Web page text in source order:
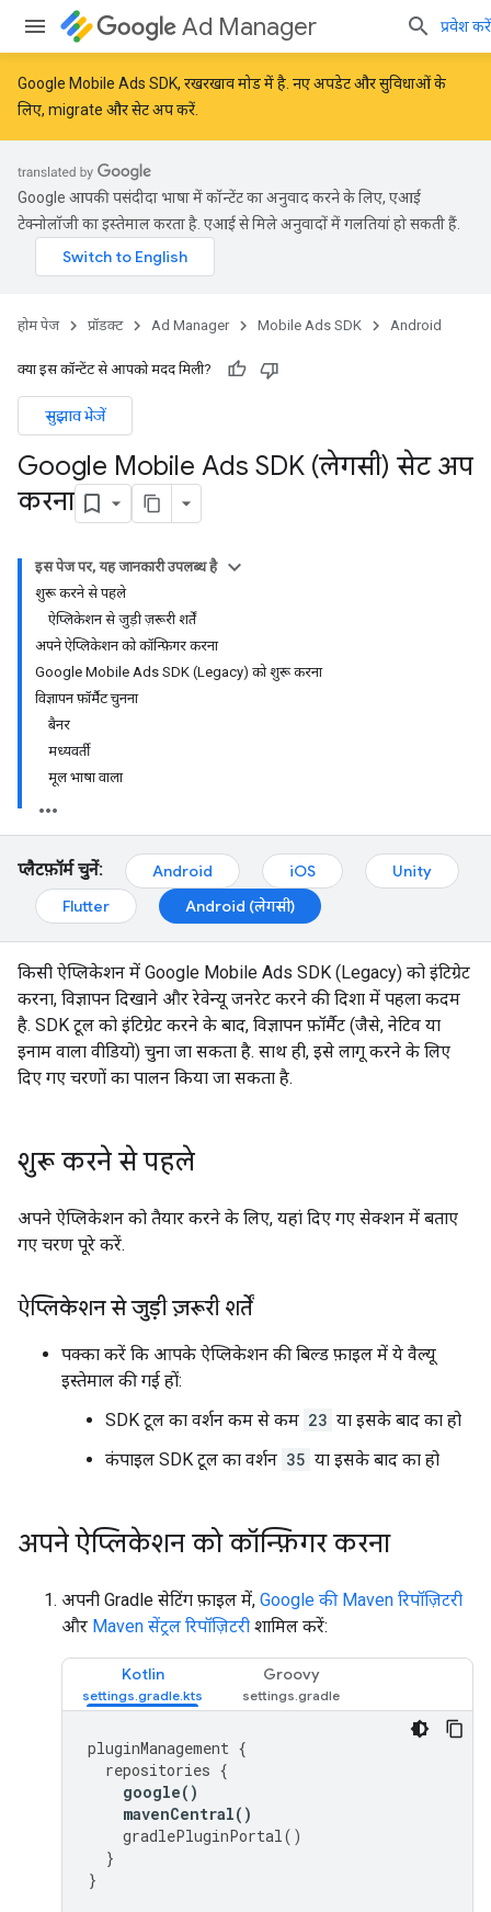
Ad Manager प्रवेश करें
Google Mobile Ads SDK, रखरखाव मोड में है. नए अपडेट और सुविधाओं के
लिए, migrate औरसेट अप करें
Google आपकी पसंदीदा भाषा में कॉन्टेंट का अनुवाद करने के लिए, एआई
टेक्नोलॉजी का इस्तेमाल करता है. एआई से मिले अनुवादों में गलतियां हो सकती हैं.
होम पेज प्रॉडक्ट Ad Manager Mobile Ads SDK Android
क्या इस कॉन्टेंट से आपको मदद मिली?
सुझाव भेजें
Google Mobile Ads SDK (लेगसी) सेट अप
करना
इस पेज पर, यह जानकारी उपलब्ध है
शुरू करने से पहले
ऐप्लिकेशन से जुड़ी ज़रूरी शर्तें
अपने ऐप्लिकेशन को कॉन्फ़िगर करना
Google Mobile Ads SDK (Legacy) को शुरू करना
विज्ञापन फ़ॉर्मैट चुनना
बैनर
मध्यवर्ती
मूल भाषा वाला
प्लैटफ़ॉर्म चुनें: Android iOS
Unity
Flutter
Android (लेगसी)
किसी ऐप्लिकेशन में Google Mobile Ads SDK (Legacy) को इंटिग्रेट
करना, विज्ञापन दिखाने और रेवेन्यू जनरेट करने की दिशा में पहला कदम
है. SDK टूल को इंटिग्रेट करने के बाद, विज्ञापन फ़ॉर्मैट (जैसे, नेटिव या
इनाम वाला वीडियो) चुना जा सकता है. साथ ही, इसे लागू करने के लिए
दिए गए चरणों का पालन किया जा सकता है.
शुरू करने से पहले
अपने ऐप्लिकेशन को तैयार करने के लिए, यहां दिए गए सेक्शन में बताए
गए चरण पूरे करें.
ऐप्लिकेशन से जुड़ी ज़रूरी शर्तें
पक्का करें कि आपके ऐप्लिकेशन की बिल्ड फ़ाइल में ये वैल्यू
इस्तेमाल की गई हों:
SDK टूल का वर्शन कम से कम 23 या इसके बाद का हो
कंपाइल SDK टूल का वर्शन 35 या इसके बाद का हो
अपने ऐप्लिकेशन को कॉन्फ़िगर करना
अपनी Gradle सेटिंग फ़ाइल में, Google की Maven रिपॉज़िटरी
और Maven सेंट्रल रिपॉज़िटरी शामिल करें:
Kotlin Groovy
pluginManagement {
repositories {
google()
mavenCentral()
gradlePluginPortal()
}
}